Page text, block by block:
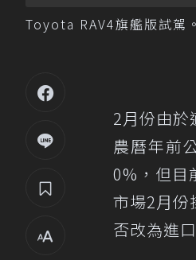
Toyota RAV4旗艦版試駕
2月份由
農曆年前
0%，但目
市場2月份
否改為進口